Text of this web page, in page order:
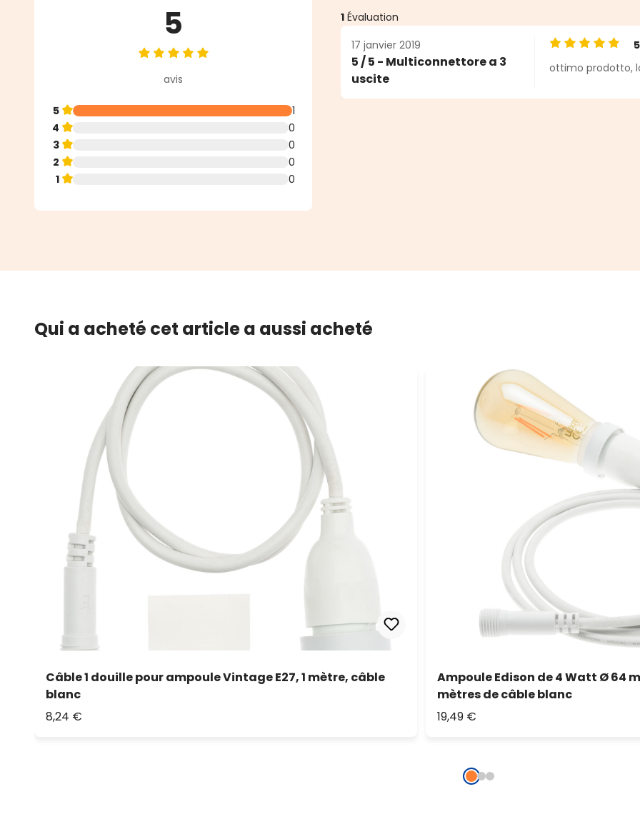
5
Note moyenne de 5 sur 5 étoiles
avis
5
1
4
0
3
0
2
0
1
0
1 Évaluation
17 janvier 2019
5 / 5 - Multiconnettore a 3
uscite
Note moyenne
5
ottimo prodotto,
Qui a acheté cet article a aussi acheté
Câble 1 douille pour ampoule Vintage E27, 1 mètre, câble
blanc
8,24 €
Ampoule Edison de 4 Watt Ø 64
mètres de câble blanc
19,49 €